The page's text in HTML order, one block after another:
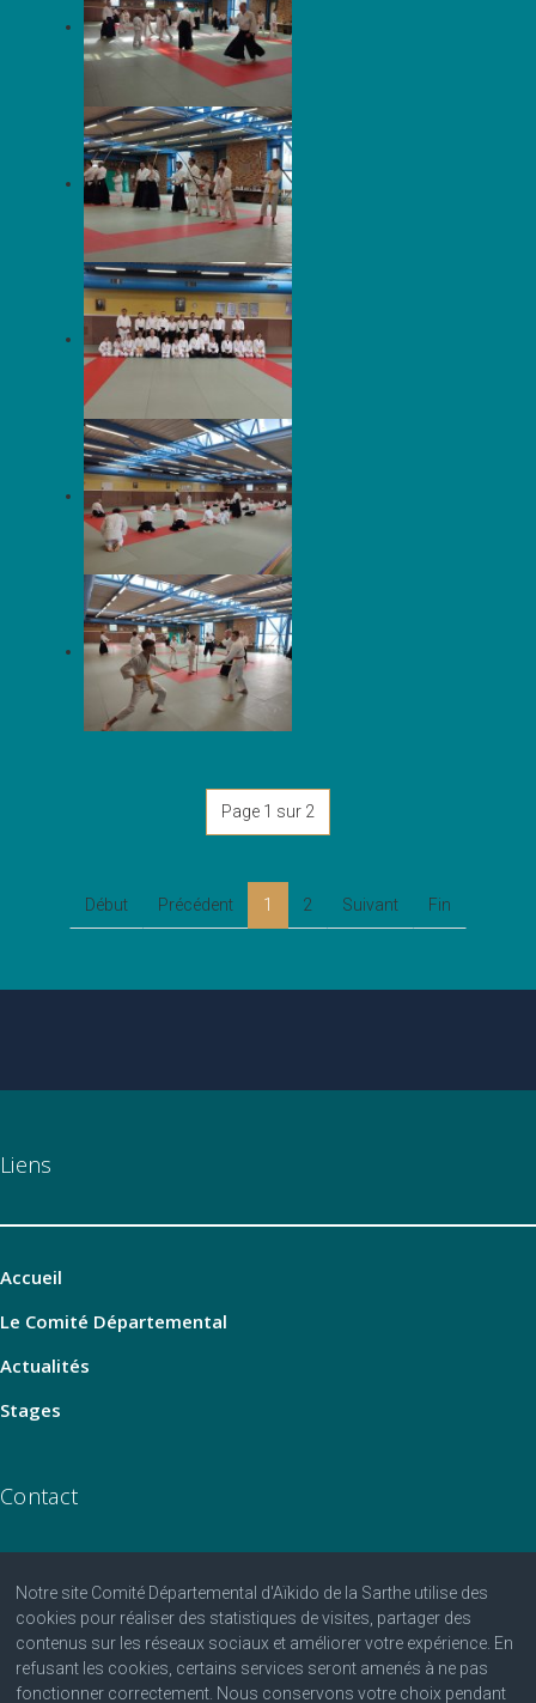
Page 1 sur 2
Début Précédent 1 2 Suivant Fin
Notre site Comité Départemental d'Aïkido de la Sarthe utilise des
cookies pour réaliser des statistiques de visites, partager des
contenus sur les réseaux sociaux et améliorer votre expérience. En
refusant les cookies, certains services seront amenés à ne pas
fonctionner correctement. Nous conservons votre choix pendant
Liens
Accueil
Le Comité Départemental
Actualités
Stages
Contact
06 07 25 25 81
contact@aikido-sarthe.fr
Fédération Française d'Aïkido et de Budo